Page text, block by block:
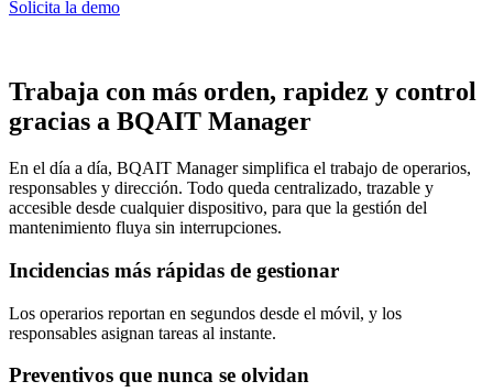
Solicita la demo
Trabaja con más orden, rapidez y control
gracias a BQAIT Manager
En el día a día, BQAIT Manager simplifica el trabajo de operarios,
responsables y dirección. Todo queda centralizado, trazable y
accesible desde cualquier dispositivo, para que la gestión del
mantenimiento fluya sin interrupciones.
Incidencias más rápidas de gestionar
Los operarios reportan en segundos desde el móvil, y los
responsables asignan tareas al instante.
Preventivos que nunca se olvidan